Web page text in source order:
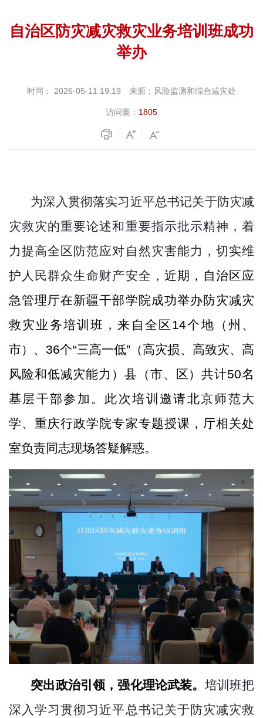
自治区防灾减灾救灾业务培训班成功
举办
时间： 2026-05-11 19:19 来源： 风险监测和综合减灾处
访问量： 1805
为深入贯彻落实习近平总书记关于防灾减
灾救灾的重要论述和重要指示批示精神 ，着
力提高全区防范应对自然灾害能力，切实维
护人民群众生命财产安全， 近期 ， 自治区应
急管理厅在新疆干部学院成功举办防灾减灾
救灾业务培训班 ，来自全区14个地（州、
市） 、36个“三高一低”（高灾损、高致灾、高
风险和低减灾能力）县（市、区）共计50名
基层干部参加 。 此次培训邀请北京师范大
学、重庆行政学院专家专题授课 ， 厅相关处
室负责同志现场答疑解惑。
突出政治引领，强化理论武装。 培训班把
深入学习贯彻习近平总书记关于防灾减灾救